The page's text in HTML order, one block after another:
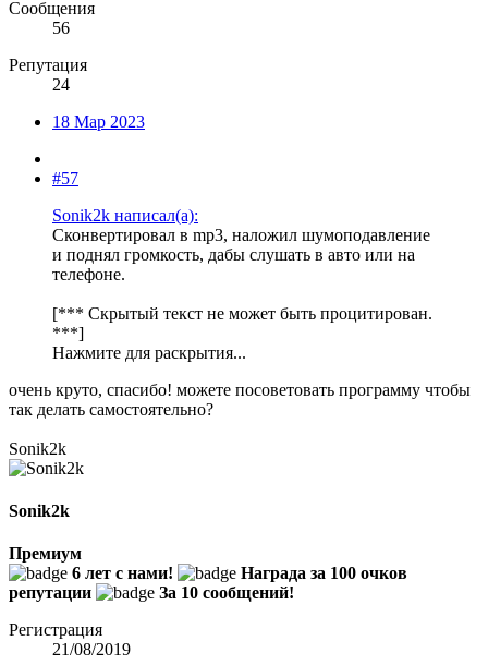
Сообщения
56
Репутация
24
18 Мар 2023
#57
Sonik2k написал(а):
Сконвертировал в mp3, наложил шумоподавление
и поднял громкость, дабы слушать в авто или на
телефоне.
[*** Скрытый текст не может быть процитирован.
***]
Нажмите для раскрытия...
очень круто, спасибо! можете посоветовать программу чтобы
так делать самостоятельно?
Sonik2k
Sonik2k
Премиум
6 лет с нами!
Награда за 100 очков
репутации
За 10 сообщений!
Регистрация
21/08/2019